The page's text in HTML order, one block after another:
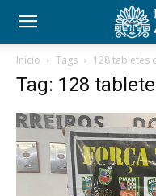
Início Tags 128 tabletes
Tag: 128